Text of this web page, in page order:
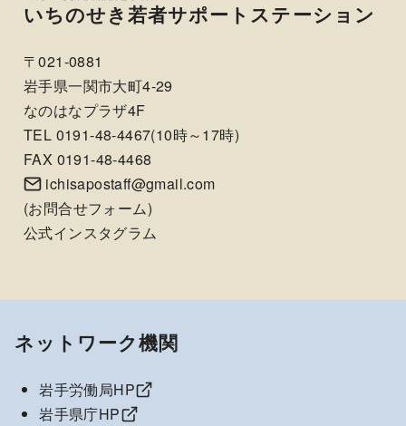
いちのせき若者サポートステーション
〒021-0881
岩手県一関市大町4-29
なのはなプラザ4F
TEL 0191-48-4467(10時～17時)
FAX 0191-48-4468
ichisapostaff@gmail.com
(お問合せフォーム)
公式インスタグラム
ネットワーク機関
岩手労働局HP
岩手県庁HP